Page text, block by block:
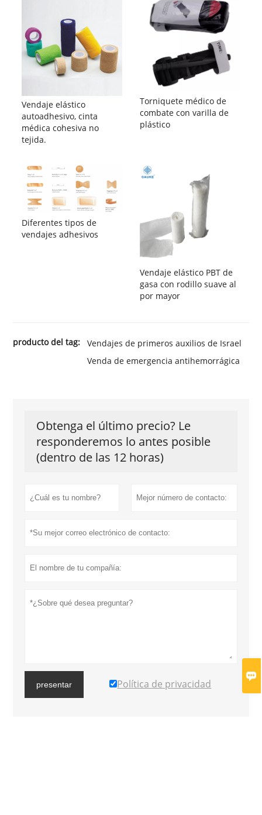

Vendaje elástico
autoadhesivo, cinta
médica cohesiva no
tejida.
Torniquete médico de
combate con varilla de
plástico
Diferentes tipos de
vendajes adhesivos
Vendaje elástico PBT de
gasa con rodillo suave al
por mayor
producto del tag:
Vendajes de primeros auxilios de Israel
Venda de emergencia antihemorrágica
Obtenga el último precio? Le
responderemos lo antes posible
(dentro de las 12 horas)
presentar Política de privacidad